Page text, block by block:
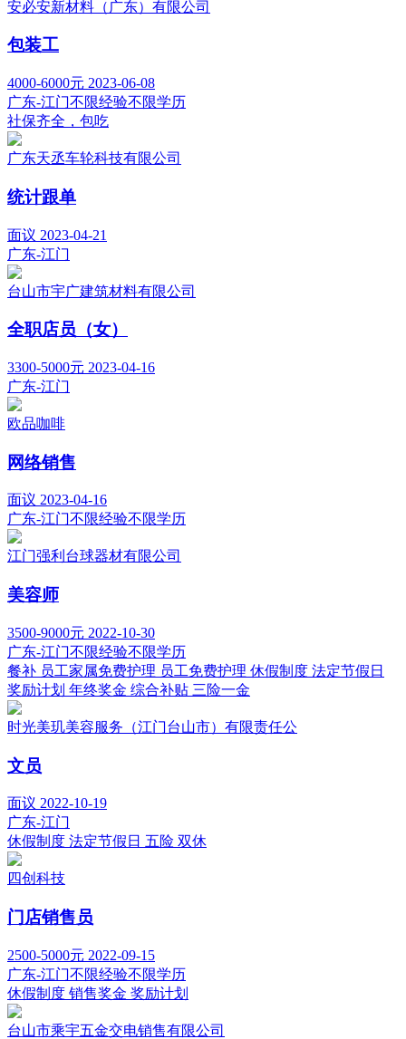
安必安新材料（广东）有限公司
包装工
4000-6000元 2023-06-08
广东-江门不限经验不限学历
社保齐全，包吃
广东天丞车轮科技有限公司
统计跟单
面议 2023-04-21
广东-江门
台山市宇广建筑材料有限公司
全职店员（女）
3300-5000元 2023-04-16
广东-江门
欧品咖啡
网络销售
面议 2023-04-16
广东-江门不限经验不限学历
江门强利台球器材有限公司
美容师
3500-9000元 2022-10-30
广东-江门不限经验不限学历
餐补 员工家属免费护理 员工免费护理 休假制度 法定节假日
奖励计划 年终奖金 综合补贴 三险一金
时光美玑美容服务（江门台山市）有限责任公
文员
面议 2022-10-19
广东-江门
休假制度 法定节假日 五险 双休
四创科技
门店销售员
2500-5000元 2022-09-15
广东-江门不限经验不限学历
休假制度 销售奖金 奖励计划
台山市乘宇五金交电销售有限公司